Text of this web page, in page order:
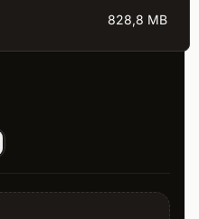
828,8 MB